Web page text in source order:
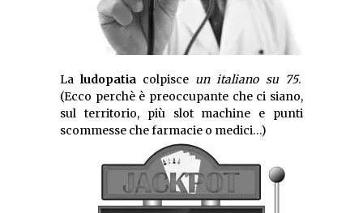
La ludopatia colpisce un italiano su 75.
(Ecco perchè è preoccupante che ci siano,
sul territorio, più slot machine e punti
scommesse che farmacie o medici…)